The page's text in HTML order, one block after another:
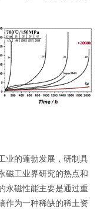
业的蓬勃发展，研制具
磁工业界研究的热点和
永磁性能主要是通过重
作为一种稀缺的稀土资